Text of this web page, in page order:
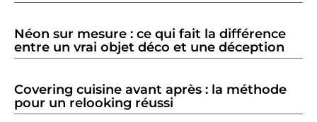
Néon sur mesure : ce qui fait la différence
entre un vrai objet déco et une déception
Covering cuisine avant après : la méthode
pour un relooking réussi